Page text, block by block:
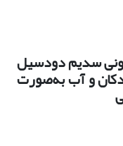
سدیم دودسیل
و آب به‌صورت